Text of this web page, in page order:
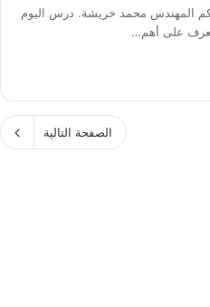
المهندس محمد خريشة. درس اليوم
الصفحة التالية